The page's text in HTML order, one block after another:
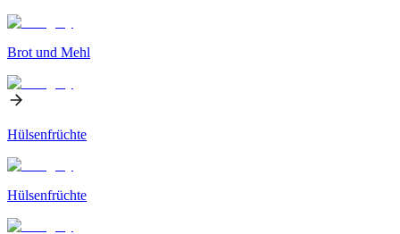
Brot und Mehl
Hülsenfrüchte
Hülsenfrüchte